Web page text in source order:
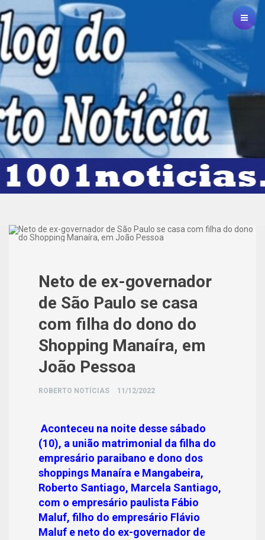
Neto de ex-governador
de São Paulo se casa
com filha do dono do
Shopping Manaíra, em
João Pessoa
ROBERTO NOTÍCIAS 11/12/2022
Aconteceu na noite desse sábado
(10), a união matrimonial da filha do
empresário paraibano e dono dos
shoppings Manaíra e Mangabeira,
Roberto Santiago, Marcela Santiago,
com o empresário paulista Fábio
Maluf, filho do empresário Flávio
Maluf e neto do ex-governador de